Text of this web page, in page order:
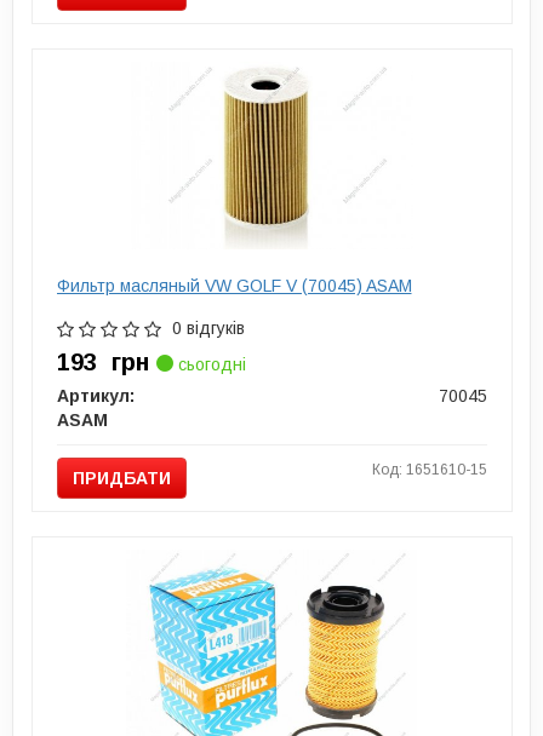
Фильтр масляный VW GOLF V (70045) ASAM
0 відгуків
193 грн
сьогодні
Артикул:
70045
ASAM
ПРИДБАТИ Код: 1651610-15